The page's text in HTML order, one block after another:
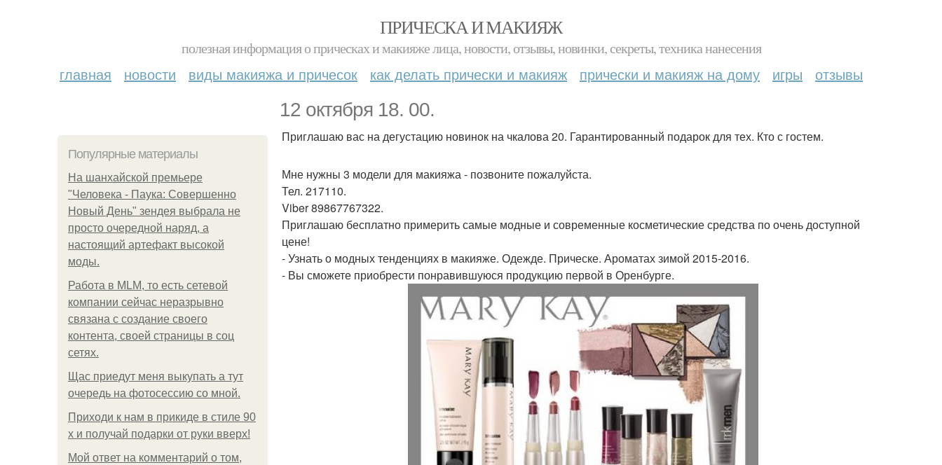
ПРИЧЕСКА И МАКИЯЖ
полезная информация о прическах и макияже лица, новости, отзывы, новинки, секреты, техника нанесения
главная новости виды макияжа и причесок как делать прически и макияж прически и макияж на дому игры отзывы
12 октября 18. 00.
Популярные материалы
На шанхайской премьере
"Человека - Паука: Совершенно
Новый День" зендея выбрала не
просто очередной наряд, а
настоящий артефакт высокой
моды.
Работа в MLM, то есть сетевой
компании сейчас неразрывно
связана с создание своего
контента, своей страницы в соц
сетях.
Щас приедут меня выкупать а тут
очередь на фотосессию со мной.
Приходи к нам в прикиде в стиле 90
х и получай подарки от руки вверх!
Мой ответ на комментарий о том,
Приглашаю вас на дегустацию новинок на чкалова 20. Гарантированный подарок для тех. Кто с гостем.
Мне нужны 3 модели для макияжа - позвоните пожалуйста.
Тел. 217110.
Viber 89867767322.
Приглашаю бесплатно примерить самые модные и современные косметические средства по очень доступной
цене!
- Узнать о модных тенденциях в макияже. Одежде. Прическе. Ароматах зимой 2015-2016.
- Вы сможете приобрести понравившуюся продукцию первой в Оренбурге.